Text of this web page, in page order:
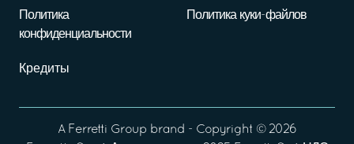
Политика
конфиденциальности
Политика куки-файлов
Кредиты
A Ferretti Group brand - Copyright © 2026